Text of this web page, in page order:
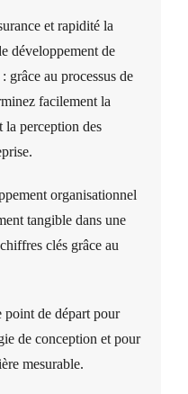
et rapidité la
développement de
grâce au processus de
facilement la
la perception des
organisationnel
tangible dans une
clés grâce au
de départ pour
de conception et pour
mesurable.